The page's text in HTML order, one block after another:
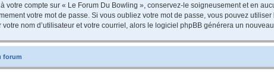
votre compte sur « Le Forum Du Bowling », conservez-le soigneusement et en
votre mot de passe. Si vous oubliez votre mot de passe, vous pouvez
nom d’utilisateur et votre courriel, alors le logiciel phpBB générera un
forum